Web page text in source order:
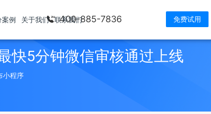
400-885-7836 免费试用
案例 关于我们 联系我们
快5分钟微信审核通过上线
小程序